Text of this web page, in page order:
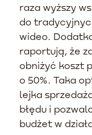
raza wyższy
do
wideo.
raportują, że
obniżyć koszt
o 50%. Taka
lejka
błędu i
budżet w